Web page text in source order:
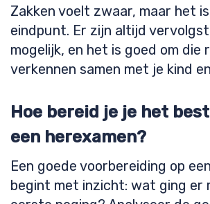
Zakken voelt zwaar, maar het
eindpunt. Er zijn altijd
mogelijk, en het is goed om die
verkennen samen met je kind
Hoe bereid je je het
een herexamen?
Een goede voorbereiding op
begint met inzicht: wat ging er